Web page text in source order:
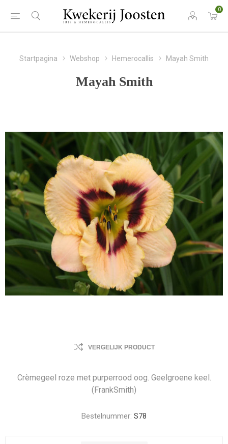
0
Startpagina Webshop Hemerocallis Mayah Smith
Mayah Smith
VERGELIJK PRODUCT
Crèmegeel roze met purperrood oog. Geelgroene keel.
(FrankSmith)
Bestelnummer: S78